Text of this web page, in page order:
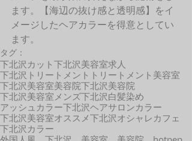
ます。【海辺の抜け感と透明感】をイ
メージしたヘアカラーを得意としてい
ます。
タグ：
下北沢カット 下北沢美容室求人
下北沢トリートメント トリートメント 美容室
下北沢美容室美容院下北沢美容院
下北沢美容室メンズ下北沢白髪染め
アッシュカラー下北沢ヘアサロンカラー
下北沢美容室オススメ下北沢オシャレカフェ
下北沢カラー